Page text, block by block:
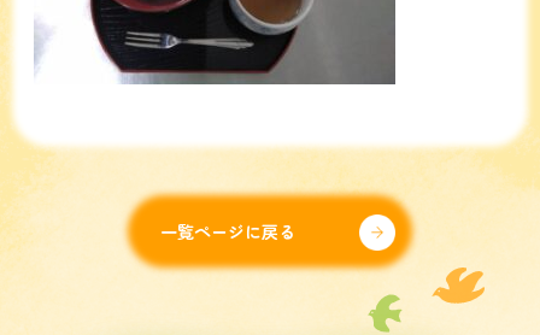
一覧ページに戻る